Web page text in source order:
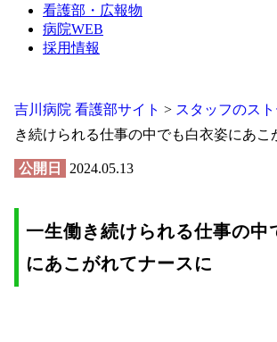
看護部・広報物
病院WEB
採用情報
吉川病院 看護部サイト > スタッフのス
き続けられる仕事の中でも白衣姿にあこ
公開日 2024.05.13
一生働き続けられる仕事の中
にあこがれてナースに